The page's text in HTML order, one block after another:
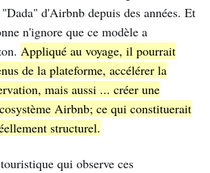
d'Airbnb depuis des années. Et
n'ignore que ce modèle a
Appliqué au voyage, il pourrait
de la plateforme, accélérer la
mais aussi ... créer une
Airbnb; ce qui constituerait
structurel.
qui observe ces